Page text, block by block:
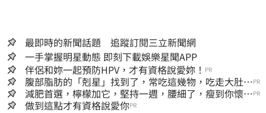
最即時的新聞話題 追蹤訂閱三立新聞網
一手掌握明星動態 即刻下載娛樂星聞APP
伴侶和妳一起預防HPV，才有資格說愛妳！ PR
腹部脂肪的「剋星」找到了，常吃這幾物，吃走大肚
囊，瘦出小蠻腰
PR
減肥首選，檸檬加它，堅持一週，腰細了，瘦到你懷疑
人生
PR
做到這點才有資格說愛你PR